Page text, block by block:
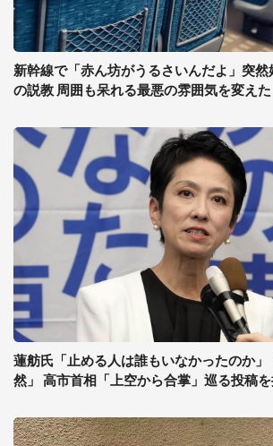
新幹線で「赤ん坊がうるさいんだよ」突
の説教 周囲も呆れる最悪の雰囲気を変えた
蓮舫氏「止める人は誰もいなかったのか
然」 高市首相「上空から合掌」巡る投稿